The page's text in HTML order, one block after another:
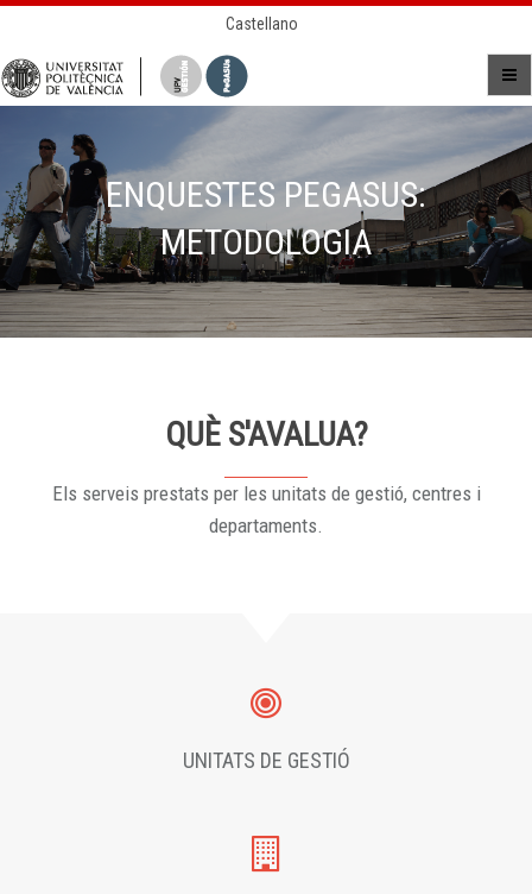
Castellano
ENQUESTES PEGASUS:
METODOLOGIA
QUÈ S'AVALUA?
Els serveis prestats per les unitats de gestió, centres i
departaments.
UNITATS DE GESTIÓ